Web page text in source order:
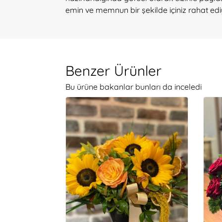
emin ve memnun bir şekilde içiniz rahat
Benzer Ürünler
Bu ürüne bakanlar bunları da inceledi